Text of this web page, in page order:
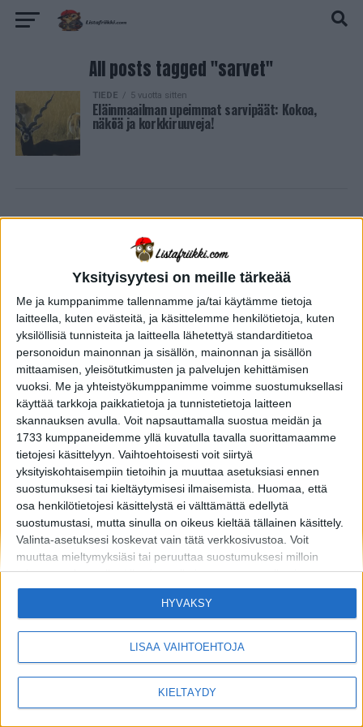
Yksityisyytesi on meille tärkeää
Me ja kumppanimme tallennamme ja/tai käytämme tietoja
laitteella, kuten evästeitä, ja käsittelemme henkilötietoja, kuten
yksilöllisiä tunnisteita ja laitteella lähetettyä standarditietoa
personoidun mainonnan ja sisällön, mainonnan ja sisällön
mittaamisen, yleisötutkimusten ja palvelujen kehittämisen
vuoksi. Me ja yhteistyökumppanimme voimme suostumuksellasi
käyttää tarkkoja paikkatietoja ja tunnistetietoja laitteen
skannauksen avulla. Voit napsauttamalla suostua meidän ja
1733 kumppaneidemme yllä kuvatulla tavalla suorittamaamme
tietojesi käsittelyyn. Vaihtoehtoisesti voit siirtyä
yksityiskohtaisempiin tietoihin ja muuttaa asetuksiasi ennen
suostumuksesi tai kieltäytymisesi ilmaisemista.
Huomaa, että
osa henkilötietojesi käsittelystä ei välttämättä edellytä
suostumustasi, mutta sinulla on oikeus kieltää tällainen käsittely.
Valinta-asetuksesi koskevat vain tätä verkkosivustoa. Voit
muuttaa mieltymyksiäsi tai peruuttaa suostumuksesi milloin
tahansa palaamalla tälle sivustolle ja napsauttamalla sivun
alaosassa olevaa "Yksityisyys" -painiketta.
Huomaa myös, että tämä verkkosivusto/sovellus käyttää yhtä tai
mukaan lukien, niihin kuitenkaan rajoittumatta,
verkkosivustolla/sovelluksessa vierailuusi tai niiden käyttöösi ja
niissä harjoittamaasi toimintaan/käyttäytymiseen liittyviä tietoja.
Alla olevassa Googlen suostumusosiossa voit antaa tai kieltää
suostumuksen Googlelle ja sen kolmannen osapuolen
LISÄÄ VAIHTOEHTOJA
KIELTÄYDY
HYVÄKSY
All posts tagged "sarvet"
TIEDE 5 vuotta sitten
Eläinmaailman upeimmat sarvipäät: Kokoa,
näköä ja korkkiruuveja!
MIKÄ LISTAFRIIKKI?
HALUATKO MAINOSTAJAKSI LISTAFRIIKKIIN?
TIETOSUOJA JA EVÄSTEET
OTA YHTEYTTÄ
Copyright © 2026 Listamedia